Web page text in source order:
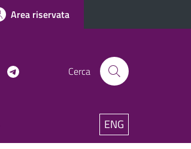
Area riservata
Cerca
ENG